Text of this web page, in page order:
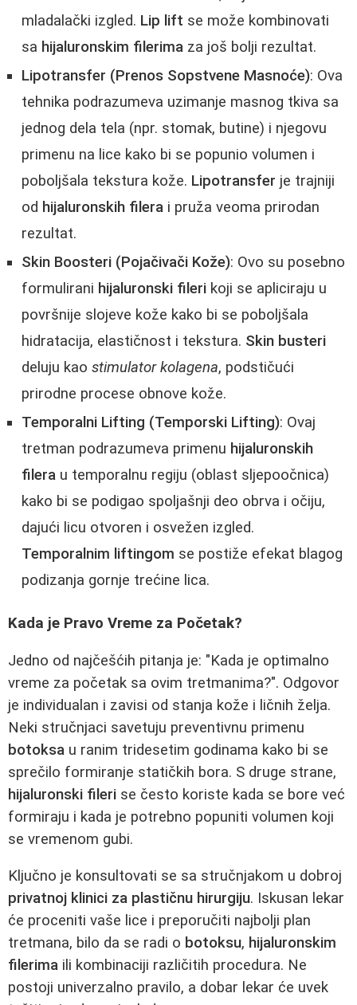
mladalački izgled. Lip lift se može kombinovati
sa hijaluronskim filerima za još bolji rezultat.
Lipotransfer (Prenos Sopstvene Masnoće): Ova
tehnika podrazumeva uzimanje masnog tkiva sa
jednog dela tela (npr. stomak, butine) i njegovu
primenu na lice kako bi se popunio volumen i
poboljšala tekstura kože. Lipotransfer je trajniji
od hijaluronskih filera i pruža veoma prirodan
rezultat.
Skin Boosteri (Pojačivači Kože): Ovo su posebno
formulirani hijaluronski fileri koji se apliciraju u
površnije slojeve kože kako bi se poboljšala
hidratacija, elastičnost i tekstura. Skin busteri
deluju kao stimulator kolagena, podstičući
prirodne procese obnove kože.
Temporalni Lifting (Temporski Lifting): Ovaj
tretman podrazumeva primenu hijaluronskih
filera u temporalnu regiju (oblast sljepoočnica)
kako bi se podigao spoljašnji deo obrva i očiju,
dajući licu otvoren i osvežen izgled.
Temporalnim liftingom se postiže efekat blagog
podizanja gornje trećine lica.
Kada je Pravo Vreme za Početak?
Jedno od najčešćih pitanja je: "Kada je optimalno
vreme za početak sa ovim tretmanima?". Odgovor
je individualan i zavisi od stanja kože i ličnih želja.
Neki stručnjaci savetuju preventivnu primenu
botoksa u ranim tridesetim godinama kako bi se
sprečilo formiranje statičkih bora. S druge strane,
hijaluronski fileri se često koriste kada se bore već
formiraju i kada je potrebno popuniti volumen koji
se vremenom gubi.
Ključno je konsultovati se sa stručnjakom u dobroj
privatnoj klinici za plastičnu hirurgiju. Iskusan lekar
će proceniti vaše lice i preporučiti najbolji plan
tretmana, bilo da se radi o botoksu, hijaluronskim
filerima ili kombinaciji različitih procedura. Ne
postoji univerzalno pravilo, a dobar lekar će uvek